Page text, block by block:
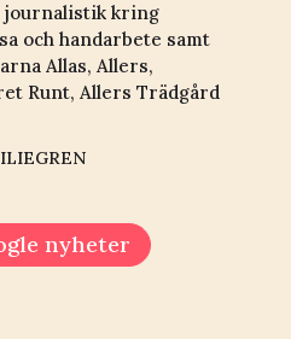
journalistik kring
och handarbete samt
Allas, Allers,
Runt, Allers Trädgård
nyheter